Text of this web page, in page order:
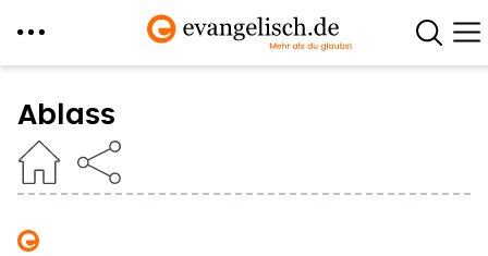
zum
Inhalt
Ablass